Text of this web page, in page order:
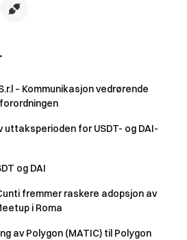
– Kommunikasjon vedrørende
uttaksperioden for USDT- og DAI-
og DAI
fremmer raskere adopsjon av
i Roma
av Polygon (MATIC) til Polygon